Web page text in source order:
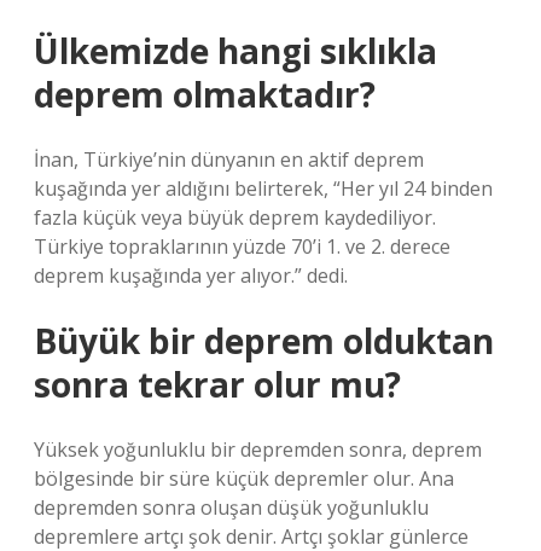
Ülkemizde hangi sıklıkla
deprem olmaktadır?
İnan, Türkiye’nin dünyanın en aktif deprem
kuşağında yer aldığını belirterek, “Her yıl 24 binden
fazla küçük veya büyük deprem kaydediliyor.
Türkiye topraklarının yüzde 70’i 1. ve 2. derece
deprem kuşağında yer alıyor.” dedi.
Büyük bir deprem olduktan
sonra tekrar olur mu?
Yüksek yoğunluklu bir depremden sonra, deprem
bölgesinde bir süre küçük depremler olur. Ana
depremden sonra oluşan düşük yoğunluklu
depremlere artçı şok denir. Artçı şoklar günlerce